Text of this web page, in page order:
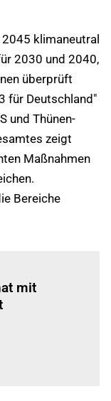
klimaneutral
2030 und 2040,
überprüft
für Deutschland"
und Thünen-
zeigt
Maßnahmen
Bereiche
mit